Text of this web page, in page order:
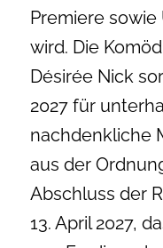
Premiere
wird. Die
Désirée Nick
2027 für
nachdenkliche
aus der
Abschluss der
13. April 2027,